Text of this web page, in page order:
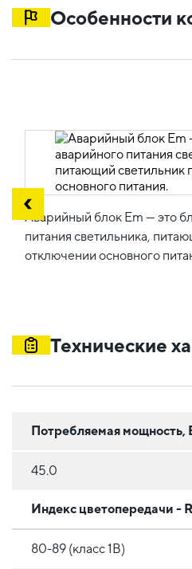
Особенности
Аварийный блок Em — это
питания светильника,
отключении основного
Технические
Потребляемая мощность,
45.0
Индекс цветопередачи -
80-89 (класс 1B)